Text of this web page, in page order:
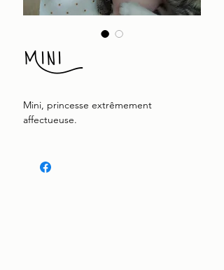
Mini
Mini, princesse extrêmement
affectueuse.